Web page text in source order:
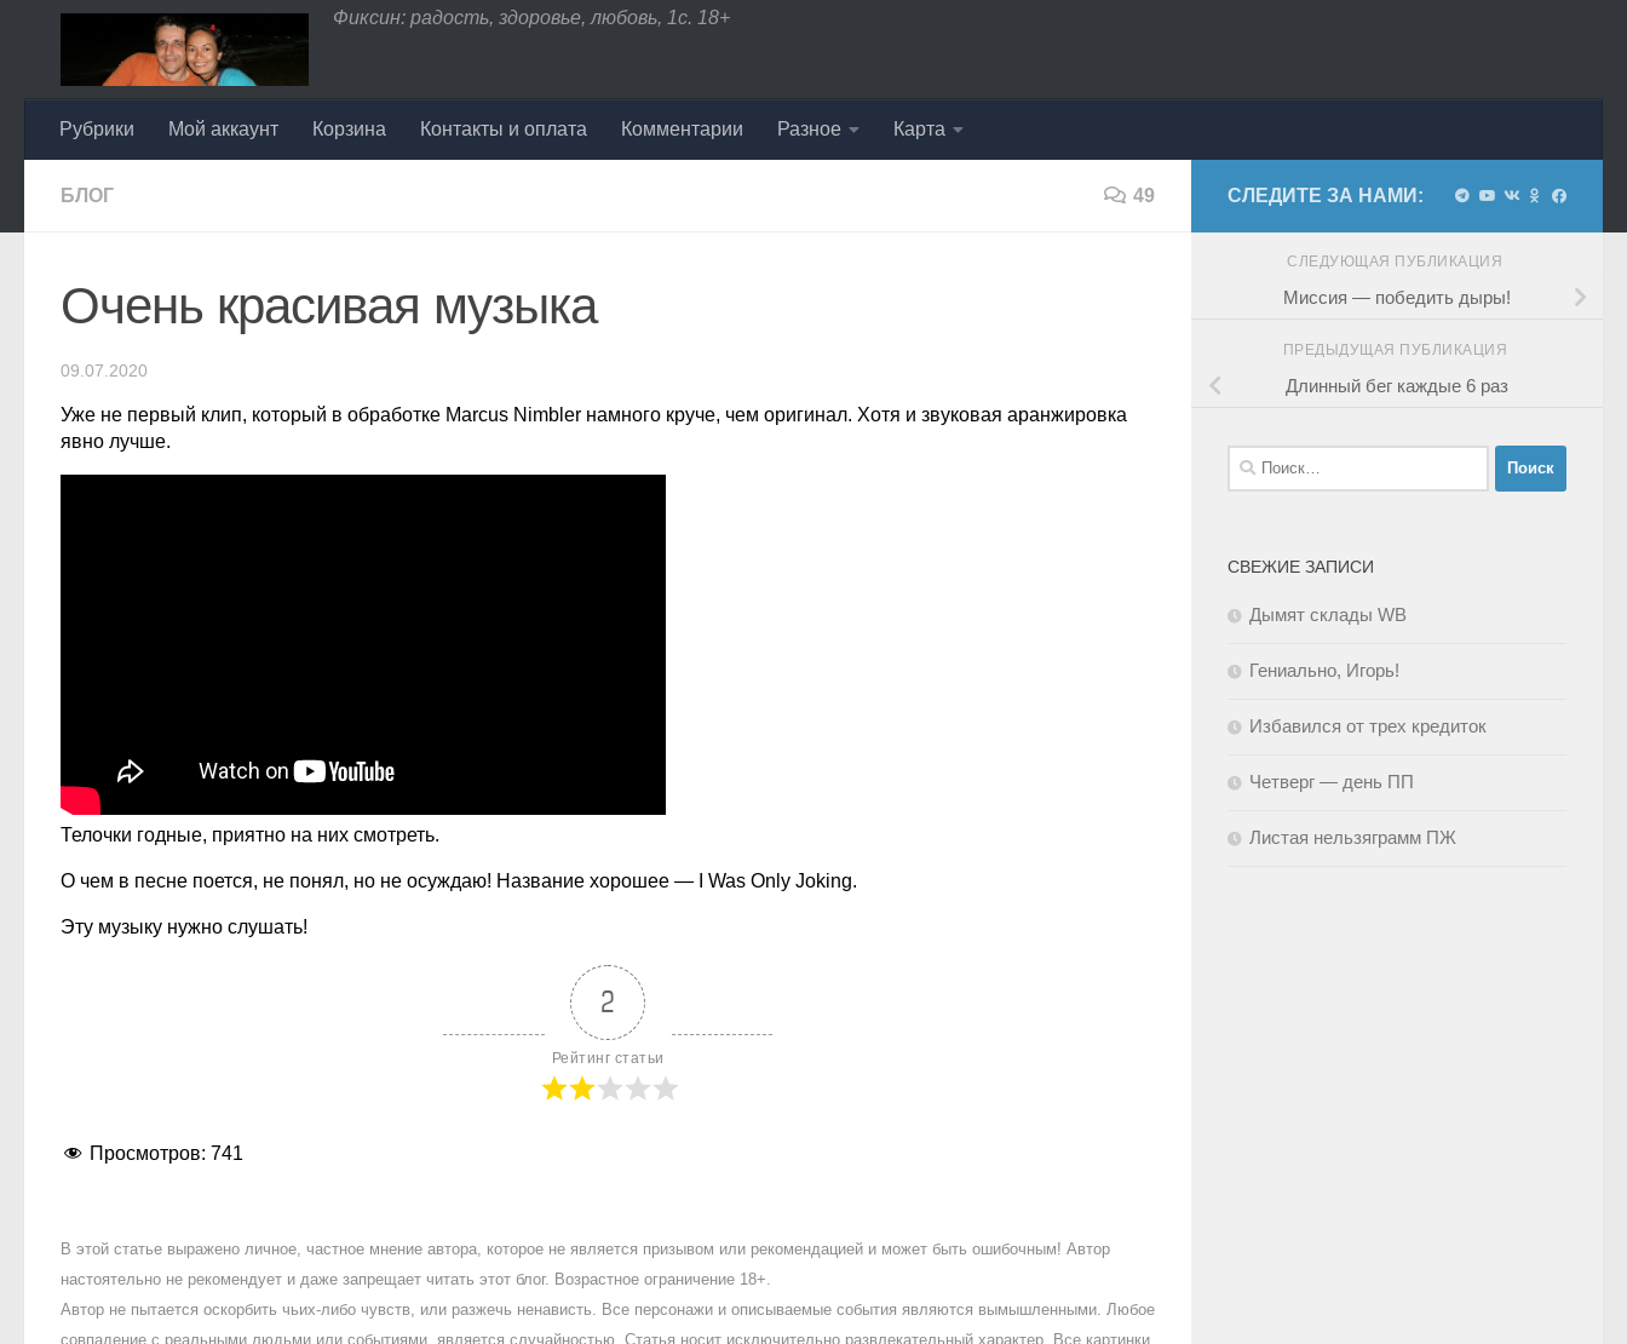
Перейти к содержимому
Фиксин: радость, здоровье, любовь, 1с. 18+
Рубрики Мой аккаунт Корзина Контакты и оплата Комментарии Разное Карта
БЛОГ 49
Очень красивая музыка
09.07.2020
Уже не первый клип, который в обработке Marcus Nimbler намного круче, чем оригинал. Хотя и звуковая аранжировка
явно лучше.
Телочки годные, приятно на них смотреть.
О чем в песне поется, не понял, но не осуждаю! Название хорошее — I Was Only Joking.
Эту музыку нужно слушать!
2
Рейтинг статьи
Просмотров: 741
В этой статье выражено личное, частное мнение автора, которое не является призывом или рекомендацией и может быть ошибочным! Автор
настоятельно не рекомендует и даже запрещает читать этот блог. Возрастное ограничение 18+.
Автор не пытается оскорбить чьих-либо чувств, или разжечь ненависть. Все персонажи и описываемые события являются вымышленными. Любое
совпадение с реальными людьми или событиями, является случайностью. Статья носит исключительно развлекательный характер. Все картинки,
СЛЕДИТЕ ЗА НАМИ:
СЛЕДУЮЩАЯ ПУБЛИКАЦИЯ
Миссия — победить дыры!
ПРЕДЫДУЩАЯ ПУБЛИКАЦИЯ
Длинный бег каждые 6 раз
Найти:
СВЕЖИЕ ЗАПИСИ
Дымят склады WB
Гениально, Игорь!
Избавился от трех кредиток
Четверг — день ПП
Листая нельзяграмм ПЖ